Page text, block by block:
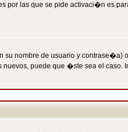
por las que se pide activaci�n es
nombre de usuario y contrase�a)
puede que �ste sea el caso.